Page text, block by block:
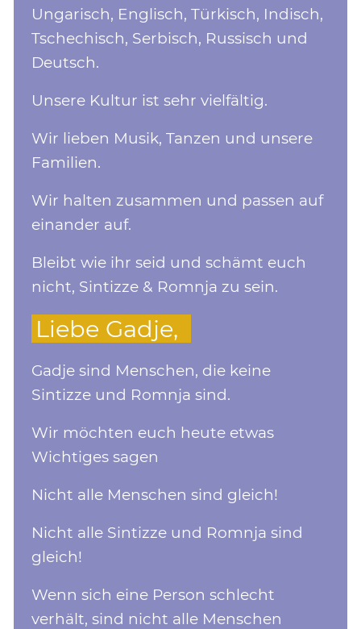
Ungarisch, Englisch, Türkisch, Indisch,
Tschechisch, Serbisch, Russisch und
Deutsch.
Unsere Kultur ist sehr vielfältig.
Wir lieben Musik, Tanzen und unsere
Familien.
Wir halten zusammen und passen auf
einander auf.
Bleibt wie ihr seid und schämt euch
nicht, Sintizze & Romnja zu sein.
Liebe Gadje,
Gadje sind Menschen, die keine
Sintizze und Romnja sind.
Wir möchten euch heute etwas
Wichtiges sagen
Nicht alle Menschen sind gleich!
Nicht alle Sintizze und Romnja sind
gleich!
Wenn sich eine Person schlecht
verhält, sind nicht alle Menschen